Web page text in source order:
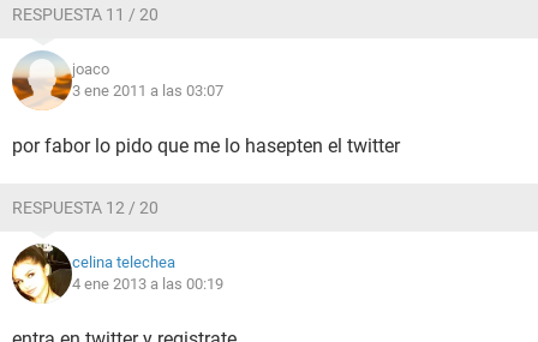
RESPUESTA 11 / 20
joaco
3 ene 2011 a las 03:07
por fabor lo pido que me lo hasepten el twitter
RESPUESTA 12 / 20
celina telechea
4 ene 2013 a las 00:19